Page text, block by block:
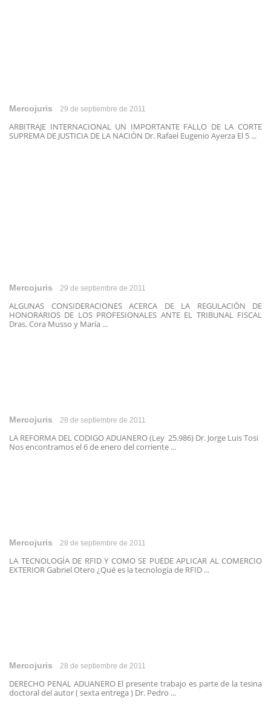
Mercojuris 29 de septiembre de 2011
ARBITRAJE INTERNACIONAL UN IMPORTANTE FALLO DE LA CORTE
SUPREMA DE JUSTICIA DE LA NACIÓN Dr. Rafael Eugenio Ayerza El 5 ...
Mercojuris 29 de septiembre de 2011
ALGUNAS CONSIDERACIONES ACERCA DE LA REGULACIÓN DE
HONORARIOS DE LOS PROFESIONALES ANTE EL TRIBUNAL FISCAL
Dras. Cora Musso y María ...
Mercojuris 28 de septiembre de 2011
LA REFORMA DEL CODIGO ADUANERO (Ley 25.986) Dr. Jorge Luis Tosi
Nos encontramos el 6 de enero del corriente ...
Mercojuris 28 de septiembre de 2011
LA TECNOLOGÍA DE RFID Y COMO SE PUEDE APLICAR AL COMERCIO
EXTERIOR Gabriel Otero ¿Qué es la tecnología de RFID ...
Mercojuris 28 de septiembre de 2011
DERECHO PENAL ADUANERO El presente trabajo es parte de la tesina
doctoral del autor ( sexta entrega ) Dr. Pedro ...